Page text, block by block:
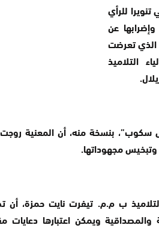
للرأي
عن
الذي تعرضت
التلاميذ
بنسخة منه، أن المعنية
مجهوداتها.
ب م.م. تيفرت نايت حمزة، أن
والمصداقية ويمكن اعتبارها